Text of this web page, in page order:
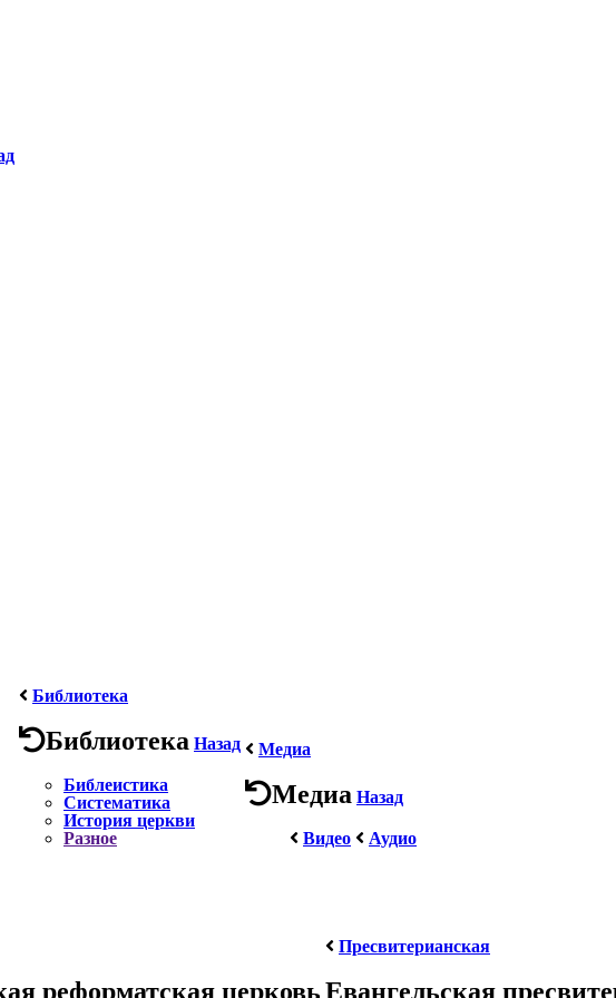
Библиотека
Библиотека Назад
Библеистика
Систематика
История церкви
Разное
Медиа
Медиа Назад
Видео
Аудио
реформатская церковь
Пресвитерианская
Евангельская